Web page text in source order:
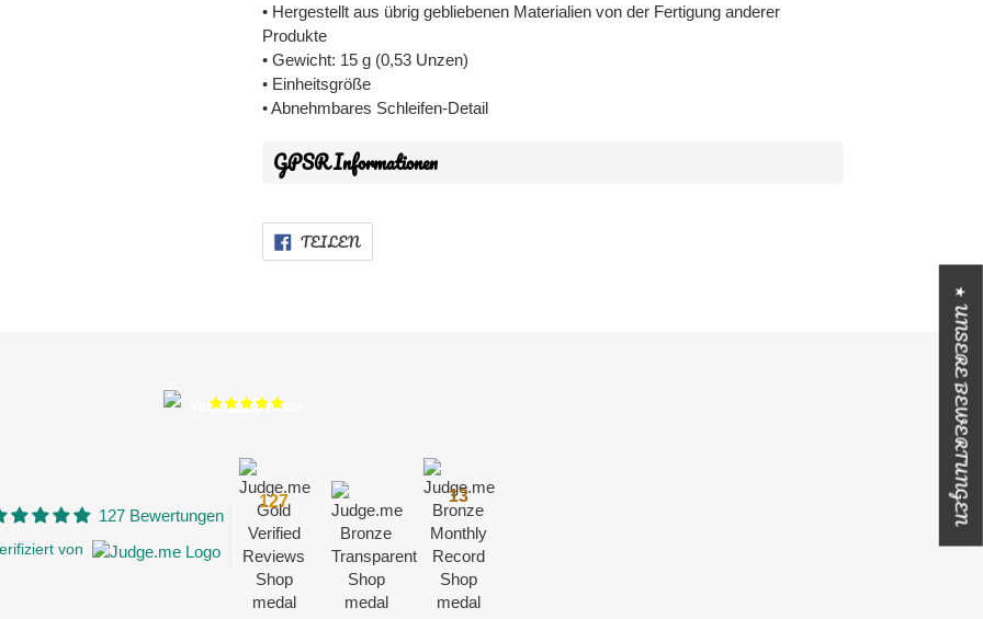
• Hergestellt aus übrig gebliebenen Materialien von der Fertigung anderer
Produkte
• Gewicht: 15 g (0,53 Unzen)
• Einheitsgröße
• Abnehmbares Schleifen-Detail
GPSR Informationen
TEILENFACEBOOK
TEILEN
127
Verified Reviews
127 Bewertungen
von
127 13 ★ UNSERE BEWERTUNGEN